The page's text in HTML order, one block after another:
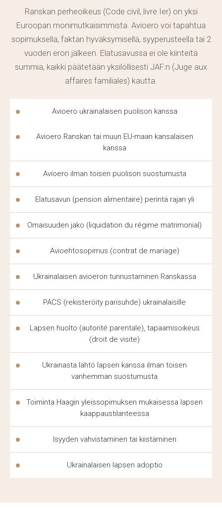
omaisuuskysymykset;
kuluttajansuoja — huonolaatuiset tuotteet ja
palvelut;
työsuhteet — riidat työnantajan kanssa,
irtisanominen.
Tämä palveluvalikoimavapauttaaasiakkaan tarpeesta
tapausta alusta loppuun, ja kaikkioikeudellinentuki
hoidetaan yhden yhteydenoton puitteissa. Täydellinen
erikseen. Jokainenoikeudellinenkysymys alkaa
asiakkaan asiakirjojen analyysistä.
VENÄJÄNKIELISET ASIANAJAJAT
RANSKASSA — TYÖSKENNELLÄ
OMALLA KIELELLÄ
Ranskalaisella lainsäädännöllä on omat erityispiirteensä,
Tällaisetasianajajatpoistavat kielimuurin: asiakas saa
tarkan vastauksen omalla kielellään ilman riskiä tärkeän
yksityiskohdan menettämisestä käännöksessä.
Juristit Ranskassa, jotka tuntevat ukrainalaisten ja
venäjänkielistenasiakkaiden mentaliteetin, rakentavat
luottamusta nopeammin. International Law Firm
«Zahist»:n tiimi tarjoaa
asiakkaidensa kulttuurin Ukrainasta. Tällainen
vapauttaa asiakkaan tarpeesta selittää asioita
kääntäjän kautta.
International Law Firm «Zahist»:n tiimi työskentelee
Ranskan perheoikeus (Code civil, livre Ier) on yksi
Euroopan monimutkaisimmista. Avioero voi tapahtua
sopimuksella, faktan hyväksymisellä, syyperusteella tai 2
vuoden eron jälkeen. Elatusavussa ei ole kiinteitä
summia, kaikki päätetään yksilöllisesti JAF:n (Juge aux
affaires familiales) kautta.
Avioero ukrainalaisen puolison kanssa
Avioero Ranskan tai muun EU-maan kansalaisen
kanssa
Avioero ilman toisen puolison suostumusta
Elatusavun (pension alimentaire) perintä rajan yli
Omaisuuden jako (liquidation du régime matrimonial)
Avioehtosopimus (contrat de mariage)
Ukrainalaisen avioeron tunnustaminen Ranskassa
PACS (rekisteröity parisuhde) ukrainalaisille
Lapsen huolto (autorité parentale), tapaamisoikeus
(droit de visite)
Ukrainasta lähtö lapsen kanssa ilman toisen
vanhemman suostumusta
Toiminta Haagin yleissopimuksen mukaisessa lapsen
kaappaustilanteessa
Isyyden vahvistaminen tai kiistäminen
Ukrainalaisen lapsen adoptio